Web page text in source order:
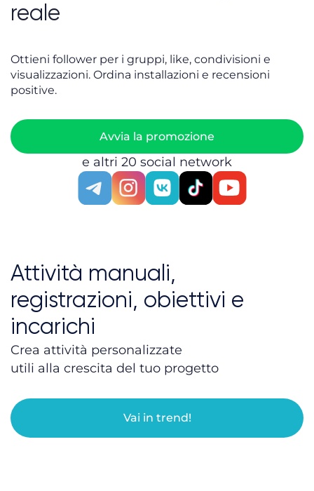
reale
Ottieni follower per i gruppi, like, condivisioni e
visualizzazioni. Ordina installazioni e recensioni
positive.
e altri 20 social network
Avvia la promozione
Attività manuali,
registrazioni, obiettivi e
incarichi
Crea attività personalizzate
utili alla crescita del tuo progetto
Vai in trend!